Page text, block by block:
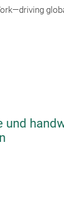
und